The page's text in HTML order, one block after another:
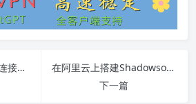
Shadowsocks客户端连接数达到上限问题详解
在阿里云上搭建ShadowsocksR服务器教程
下一篇